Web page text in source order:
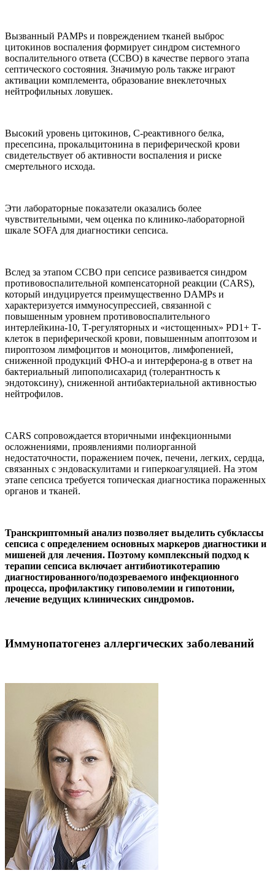
Вызванный PAMPs и повреждением тканей выброс
цитокинов воспаления формирует синдром системного
воспалительного ответа (ССВО) в качестве первого этапа
септического состояния. Значимую роль также играют
активации комплемента, образование внеклеточных
нейтрофильных ловушек.
Высокий уровень цитокинов, С-реактивного белка,
пресепсина, прокальцитонина в периферической крови
свидетельствует об активности воспаления и риске
смертельного исхода.
Эти лабораторные показатели оказались более
чувствительными, чем оценка по клинико-лабораторной
шкале SOFA для диагностики сепсиса.
Вслед за этапом ССВО при сепсисе развивается синдром
противовоспалительной компенсаторной реакции (CARS),
который индуцируется преимущественно DAMPs и
характеризуется иммуносупрессией, связанной с
повышенным уровнем противовоспалительного
интерлейкина-10, Т-регуляторных и «истощенных» PD1+ Т-
клеток в периферической крови, повышенным апоптозом и
пироптозом лимфоцитов и моноцитов, лимфопенией,
сниженной продукций ФНО-a и интерферона-g в ответ на
бактериальный липополисахарид (толерантность к
эндотоксину), сниженной антибактериальной активностью
нейтрофилов.
CARS сопровождается вторичными инфекционными
осложнениями, проявлениями полиорганной
недостаточности, поражением почек, печени, легких, сердца,
связанных с эндоваскулитами и гиперкоагуляцией. На этом
этапе сепсиса требуется топическая диагностика пораженных
органов и тканей.
Транскриптомный анализ позволяет выделить субклассы
сепсиса с определением основных маркеров диагностики и
мишеней для лечения. Поэтому комплексный подход к
терапии сепсиса включает антибиотикотерапию
диагностированного/подозреваемого инфекционного
процесса, профилактику гиповолемии и гипотонии,
лечение ведущих клинических синдромов.
Иммунопатогенез аллергических заболеваний